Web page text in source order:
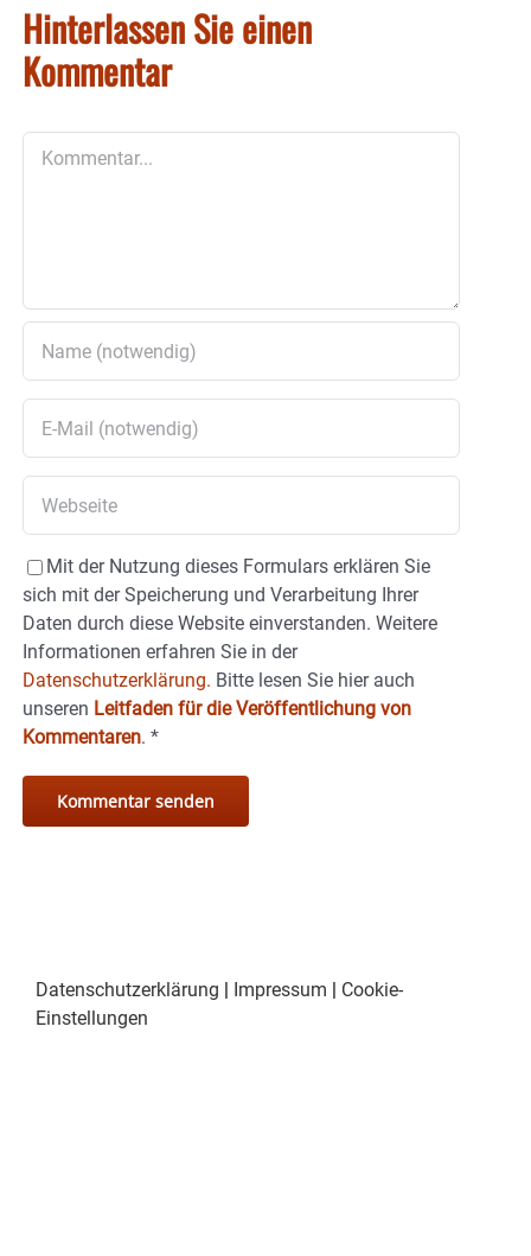
Hinterlassen Sie einen
Kommentar
Mit der Nutzung dieses Formulars erklären Sie
sich mit der Speicherung und Verarbeitung Ihrer
Daten durch diese Website einverstanden. Weitere
Informationen erfahren Sie in der
Datenschutzerklärung. Bitte lesen Sie hier auch
unseren Leitfaden für die Veröffentlichung von
Kommentaren. *
Datenschutzerklärung Impressum
Cookie-
Einstellungen